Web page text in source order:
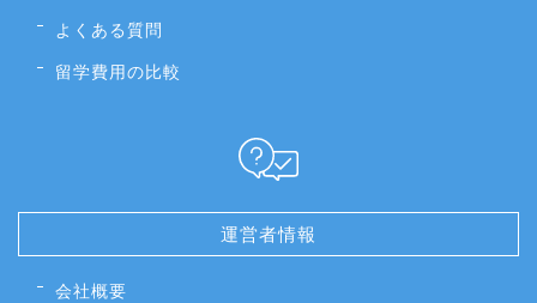
よくある質問
留学費用の比較
運営者情報
会社概要